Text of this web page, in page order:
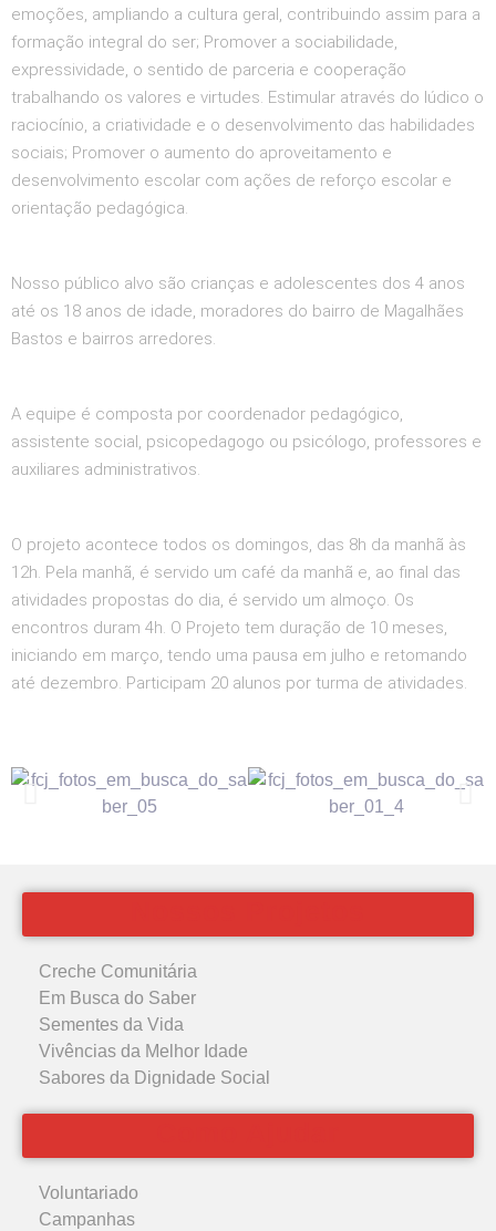
emoções, ampliando a cultura geral, contribuindo assim para a
formação integral do ser; Promover a sociabilidade,
expressividade, o sentido de parceria e cooperação
trabalhando os valores e virtudes. Estimular através do lúdico o
raciocínio, a criatividade e o desenvolvimento das habilidades
sociais; Promover o aumento do aproveitamento e
desenvolvimento escolar com ações de reforço escolar e
orientação pedagógica.
Nosso público alvo são crianças e adolescentes dos 4 anos
até os 18 anos de idade, moradores do bairro de Magalhães
Bastos e bairros arredores.
A equipe é composta por coordenador pedagógico,
assistente social, psicopedagogo ou psicólogo, professores e
auxiliares administrativos.
O projeto acontece todos os domingos, das 8h da manhã às
12h. Pela manhã, é servido um café da manhã e, ao final das
atividades propostas do dia, é servido um almoço. Os
encontros duram 4h. O Projeto tem duração de 10 meses,
iniciando em março, tendo uma pausa em julho e retomando
até dezembro. Participam 20 alunos por turma de atividades.
Creche Comunitária
Em Busca do Saber
Sementes da Vida
Vivências da Melhor Idade
Sabores da Dignidade Social
Voluntariado
Campanhas